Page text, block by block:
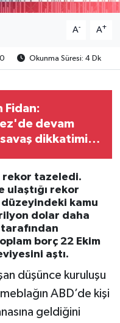
A- A+
Okunma Süresi: 4 Dk
Fidan:
devam
dikkatimizi
rekor tazeledi.
ulaştığı rekor
kamu
dolar daha
tarafından
borç 22 Ekim
aştı.
düşünce kuruluşu
ABD’de kişi
geldiğini